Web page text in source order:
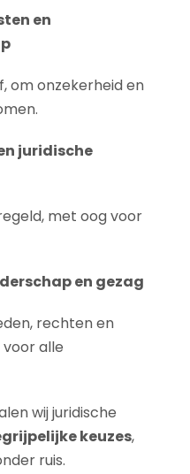
en
om onzekerheid en
juridische
met oog voor
en gezag
rechten en
voor alle
wij juridische
keuzes,
ruis.